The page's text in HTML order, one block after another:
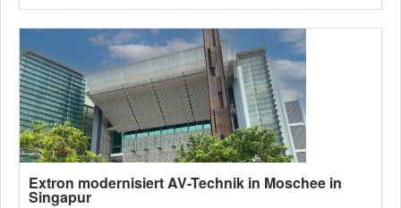
Extron modernisiert AV-Technik in Moschee in
Singapur